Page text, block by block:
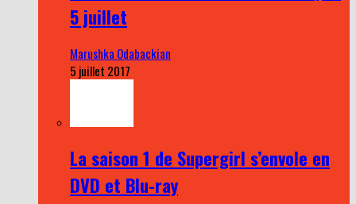
5 juillet
Marushka Odabackian
5 juillet 2017
La saison 1 de Supergirl s’envole en
DVD et Blu-ray